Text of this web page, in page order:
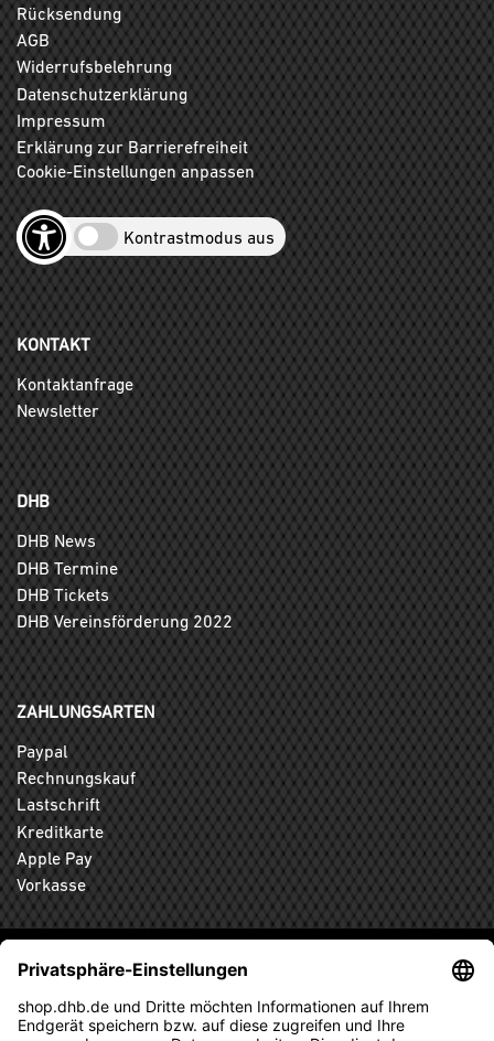
Rücksendung
AGB
Widerrufsbelehrung
Datenschutzerklärung
Impressum
Erklärung zur Barrierefreiheit
Cookie-Einstellungen anpassen
Kontrastmodus aus
KONTAKT
Kontaktanfrage
Newsletter
DHB
DHB News
DHB Termine
DHB Tickets
DHB Vereinsförderung 2022
ZAHLUNGSARTEN
Paypal
Rechnungskauf
Lastschrift
Kreditkarte
Apple Pay
Vorkasse
ABONNIEREN SIE DEN KOSTENLOSEN DHB-FANSHOP
NEWSLETTER UND VERPASSEN SIE KEINE NEUIGKEIT ODER
AKTION MEHR.